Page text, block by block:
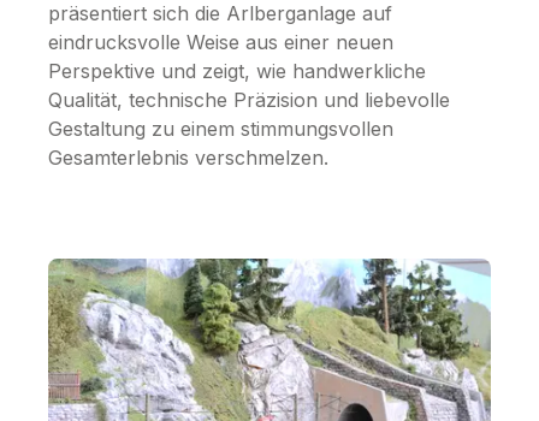
präsentiert sich die Arlberganlage auf
eindrucksvolle Weise aus einer neuen
Perspektive und zeigt, wie handwerkliche
Qualität, technische Präzision und liebevolle
Gestaltung zu einem stimmungsvollen
Gesamterlebnis verschmelzen.